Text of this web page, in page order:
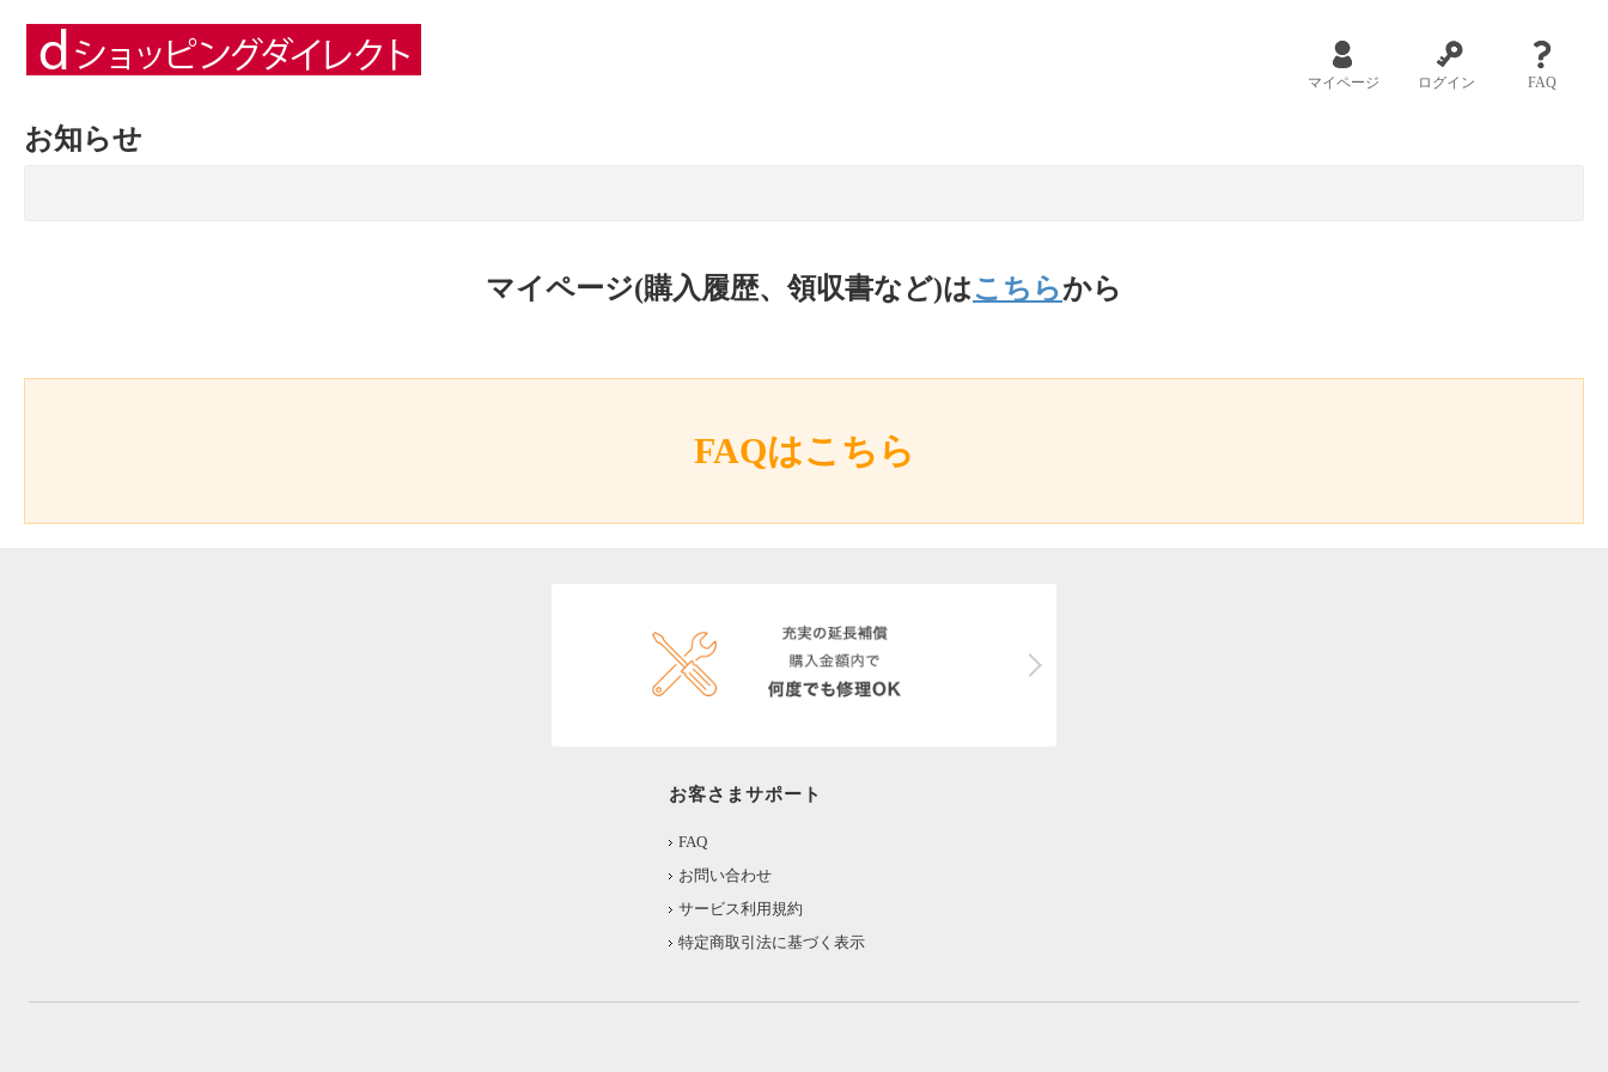
マイページ ログイン FAQ
お知らせ
マイページ(購入履歴、領収書など)はこちらから
FAQはこちら
お客さまサポート
FAQ
お問い合わせ
サービス利用規約
特定商取引法に基づく表示